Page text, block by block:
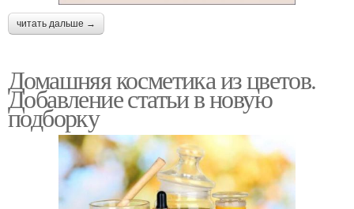
читать дальше →
Домашняя косметика из цветов.
Добавление статьи в новую
подборку